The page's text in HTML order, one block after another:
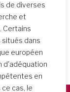
de diverses
et
Certains
dans
européen
d'adéquation
en
cas, le